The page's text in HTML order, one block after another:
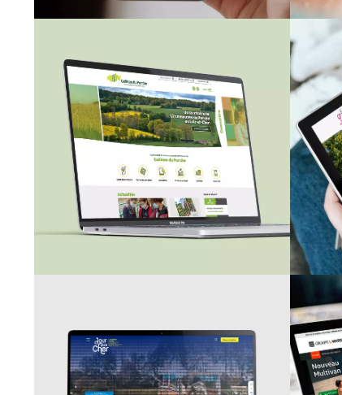
COMMUNAUTÉ DE COMMUNES
DES COLLINES DU PERCHE
Site Internet
COMMUNAUTÉ DE COMMUNES
DE BLÉRÉ